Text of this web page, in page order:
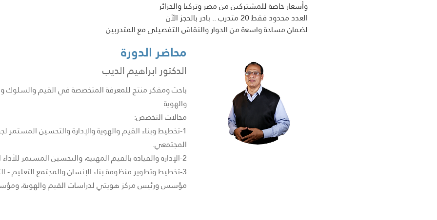
وأسعار خاصة للمشتركين من مصر وتركيا والجزائر
العدد محدود فقط 20 متدرب .. بادر بالحجز الآن
لضمان مساحة واسعة من الحوار والنقاش التفصيلى مع المتدربين
محاضر الدورة
الدكتور ابراهيم الديب
باحث ومفكر منتج للمعرفة المتخصصة في القيم والسلوك
والهوية
مجالات التخصص:
1-تخطيط وبناء القيم والهوية والإدارة والتحسين المستمر
المجتمعي.
2-الإدارة والقيادة بالقيم المهنية، والتحسين المستمر للأداء المؤسسي.
3-تخطيط وتطوير منظومة بناء الإنسان والمجتمع التعليم - التدريب - الثقافة – الإعلام.
مؤسس ورئيس مركز هويتي لدراسات القيم والهوية،